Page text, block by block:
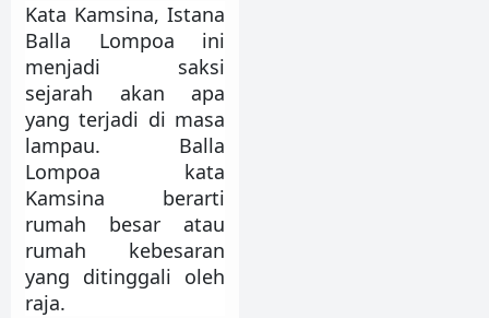
Kata Kamsina, Istana
Balla Lompoa ini
menjadi saksi
sejarah akan apa
yang terjadi di masa
lampau. Balla
Lompoa kata
Kamsina berarti
rumah besar atau
rumah kebesaran
yang ditinggali oleh
raja.